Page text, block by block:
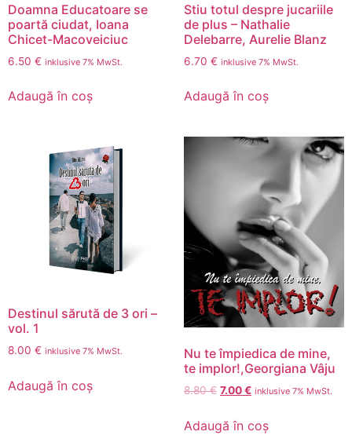
Doamna Educatoare se
poartă ciudat, Ioana
Chicet-Macoveiciuc
6.50 € inklusive 7% MwSt.
Adaugă în coș
Stiu totul despre jucariile
de plus – Nathalie
Delebarre, Aurelie Blanz
6.70 € inklusive 7% MwSt.
Adaugă în coș
Destinul sărută de 3 ori –
vol. 1
8.00 € inklusive 7% MwSt.
Adaugă în coș
Nu te împiedica de mine,
te implor!,Georgiana Vâju
8.80€ 7.00€ inklusive 7% MwSt.
Adaugă în coș